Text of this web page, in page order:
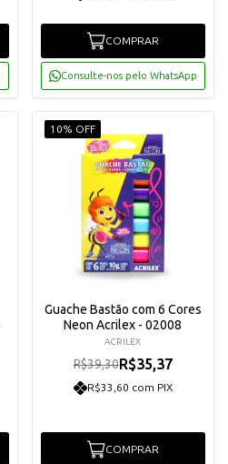
COMPRAR
Consulte-nos pelo WhatsApp
10% OFF
Guache Bastão com 6 Cores
Neon Acrilex - 02008
ACRILEX
R$39,30R$35,37
R$33,60 com PIX
COMPRAR